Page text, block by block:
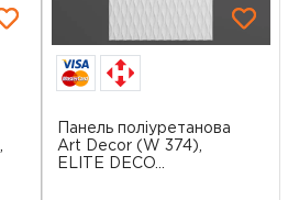
Панель поліуретанова
Art Decor (W 374),
ELITE DECO...